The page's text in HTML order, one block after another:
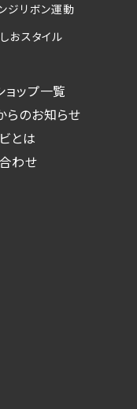
ジリボン運動
おスタイル
ョップ一覧
らのお知らせ
とは
わせ